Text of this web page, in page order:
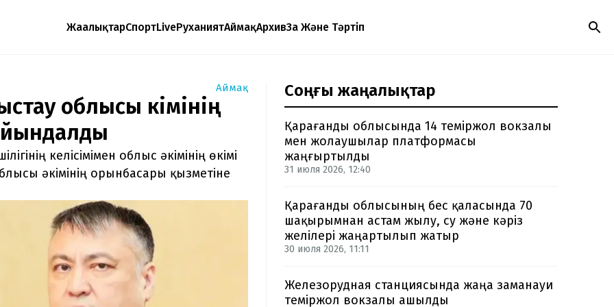
ЖаңалықтарСпортLiveРуханиятАймақАрхивЗаң Және Тәртіп
Аймақ
облысы әкімінің
келісімімен облыс әкімінің өкімі
әкімінің орынбасары қызметіне
Соңғы жаңалықтар
Қарағанды облысында 14 теміржол вокзалы
мен жолаушылар платформасы
жаңғыртылды
31 июля 2026, 12:40
Қарағанды облысының бес қаласында 70
шақырымнан астам жылу, су және кәріз
желілері жаңартылып жатыр
30 июля 2026, 11:11
Железорудная станциясында жаңа заманауи
теміржол вокзалы ашылды